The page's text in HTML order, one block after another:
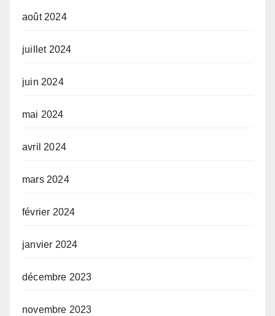
août 2024
juillet 2024
juin 2024
mai 2024
avril 2024
mars 2024
février 2024
janvier 2024
décembre 2023
novembre 2023